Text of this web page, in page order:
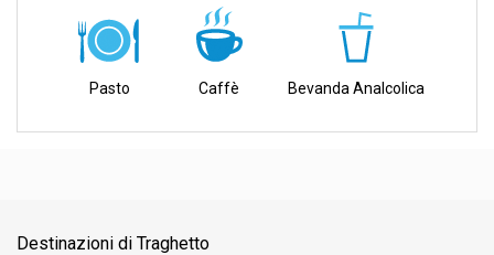
Pasto Caffè Bevanda Analcolica
Destinazioni di Traghetto